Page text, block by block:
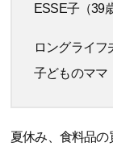
ESSE子（39
ロングライフ
子どものママ
夏休み、食料品